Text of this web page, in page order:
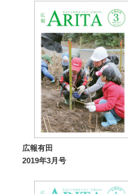
広報有田
2019年3月号